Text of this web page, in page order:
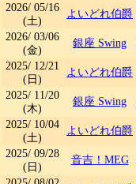
2026/ 05/16
(土)
よいどれ伯爵
2026/ 03/06
(金)
銀座 Swing
2025/ 12/21
(日)
よいどれ伯爵
2025/ 11/20
(木)
銀座 Swing
2025/ 10/04
(土)
よいどれ伯爵
2025/ 09/28
(日)
音吉！MEG